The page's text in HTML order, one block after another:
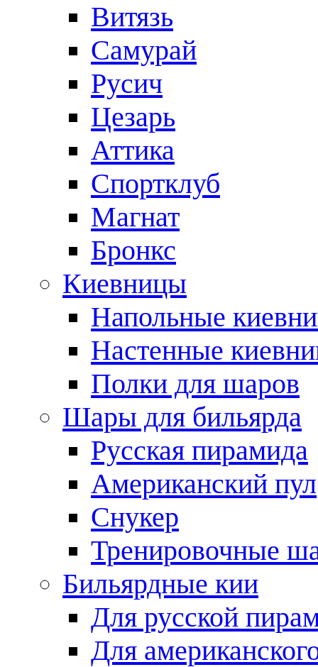
Витязь
Самурай
Русич
Цезарь
Аттика
Спортклуб
Магнат
Бронкс
Киевницы
Напольные
Настенные
Полки для шаров
Шары для бильярда
Русская пирамида
Американский пул
Снукер
Тренировочные
Бильярдные кии
Для русской
Для